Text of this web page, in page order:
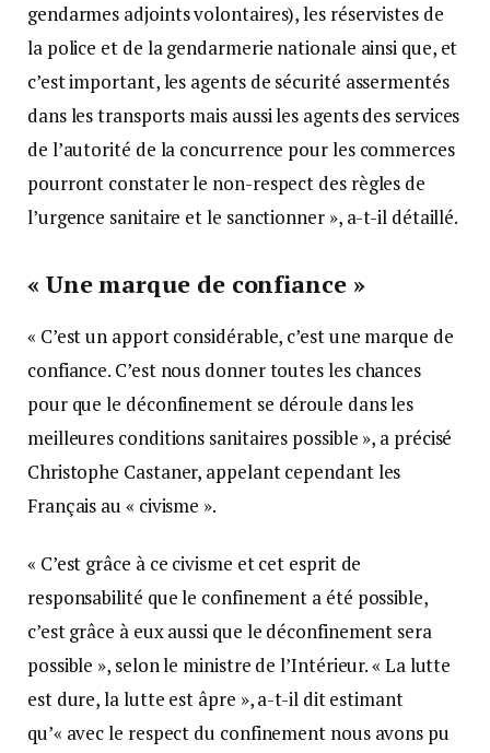
gendarmes adjoints volontaires), les réservistes de
la police et de la gendarmerie nationale ainsi que, et
c’est important, les agents de sécurité assermentés
dans les transports mais aussi les agents des services
de l’autorité de la concurrence pour les commerces
pourront constater le non-respect des règles de
l’urgence sanitaire et le sanctionner », a-t-il détaillé.
« Une marque de confiance »
« C’est un apport considérable, c’est une marque de
confiance. C’est nous donner toutes les chances
pour que le déconfinement se déroule dans les
meilleures conditions sanitaires possible », a précisé
Christophe Castaner, appelant cependant les
Français au « civisme ».
« C’est grâce à ce civisme et cet esprit de
responsabilité que le confinement a été possible,
c’est grâce à eux aussi que le déconfinement sera
possible », selon le ministre de l’Intérieur. « La lutte
est dure, la lutte est âpre », a-t-il dit estimant
qu’« avec le respect du confinement nous avons pu